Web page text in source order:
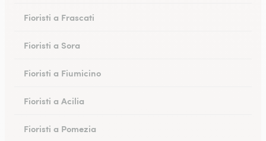
Fioristi a Frascati
Fioristi a Sora
Fioristi a Fiumicino
Fioristi a Acilia
Fioristi a Pomezia